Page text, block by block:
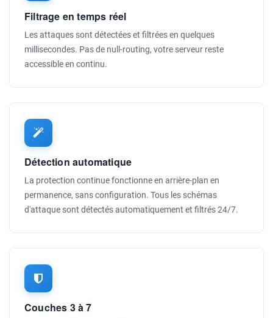
Filtrage en temps réel
Les attaques sont détectées et filtrées en quelques
millisecondes. Pas de null-routing, votre serveur reste
accessible en continu.
Détection automatique
La protection continue fonctionne en arrière-plan en
permanence, sans configuration. Tous les schémas
d'attaque sont détectés automatiquement et filtrés 24/7.
Couches 3 à 7